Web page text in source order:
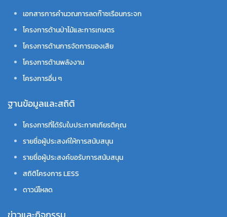
เอกสารการคำนวณการลดก๊าซเรือนกระจก
โครงการด้านป่าไม้และการเกษตร
โครงการด้านการจัดการของเสีย
โครงการด้านพลังงาน
โครงการอื่น ๆ
ฐานข้อมูลและสถิติ
โครงการที่ได้รับใบประกาศเกียรติคุณ
รายชื่อผู้ประสงค์ให้การสนับสนุน
รายชื่อผู้ประสงค์ขอรับการสนับสนุน
สถิติโครงการ LESS
ดาวน์โหลด